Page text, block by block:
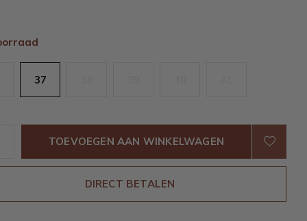
37
TOEVOEGEN AAN WINKELWAGEN
DIRECT BETALEN